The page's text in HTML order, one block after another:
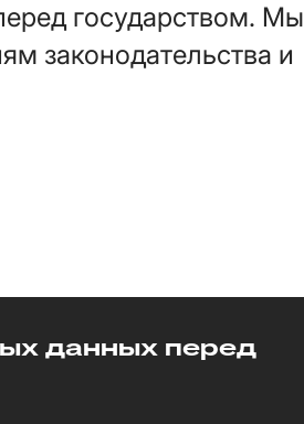
государством. Мы
законодательства и
данных перед